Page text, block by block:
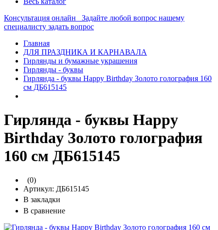
Консультация онлайн
Задайте любой вопрос нашему
специалисту задать вопрос
Главная
ДЛЯ ПРАЗДНИКА И КАРНАВАЛА
Гирлянды и бумажные украшения
Гирлянды - буквы
Гирлянда - буквы Happy Birthday Золото голография 160
см ДБ615145
Гирлянда - буквы Happy
Birthday Золото голография
160 см ДБ615145
(0)
Артикул: ДБ615145
В закладки
В сравнение